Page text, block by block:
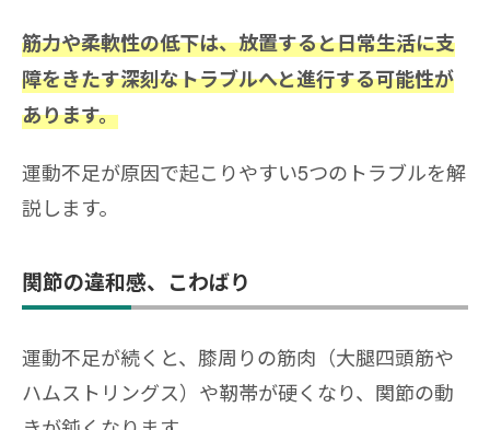
筋力や柔軟性の低下は、放置すると日常生活に支
障をきたす深刻なトラブルへと進行する可能性が
あります。
運動不足が原因で起こりやすい5つのトラブルを解
説します。
関節の違和感、こわばり
運動不足が続くと、膝周りの筋肉（大腿四頭筋や
ハムストリングス）や靭帯が硬くなり、関節の動